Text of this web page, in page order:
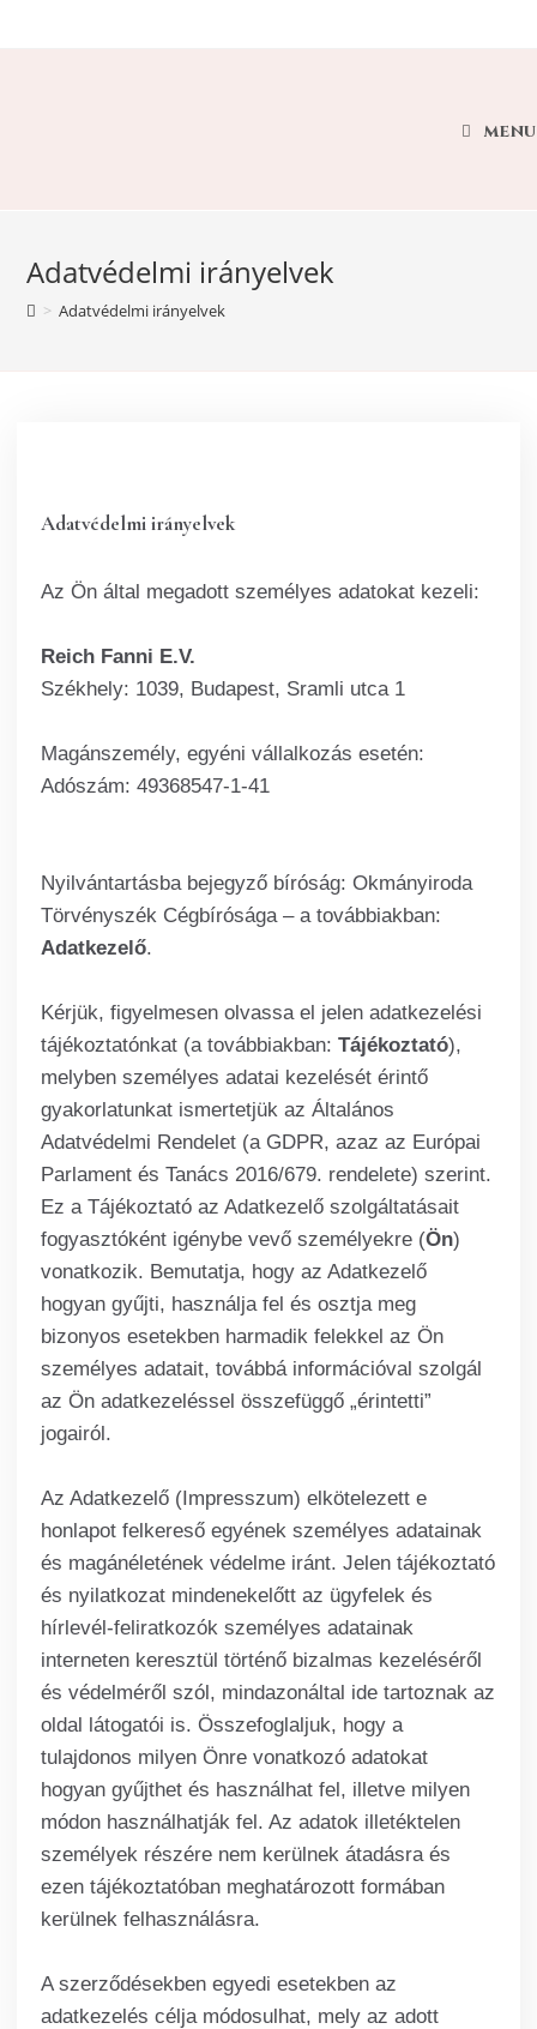
MENU
Adatvédelmi irányelvek
> Adatvédelmi irányelvek
Adatvédelmi irányelvek
Az Ön által megadott személyes adatokat kezeli:
Reich Fanni E.V.
Székhely: 1039, Budapest, Sramli utca 1
Magánszemély, egyéni vállalkozás esetén:
Adószám: 49368547-1-41
Nyilvántartásba bejegyző bíróság: Okmányiroda
Törvényszék Cégbírósága – a továbbiakban:
Adatkezelő.
Kérjük, figyelmesen olvassa el jelen adatkezelési
tájékoztatónkat (a továbbiakban: Tájékoztató),
melyben személyes adatai kezelését érintő
gyakorlatunkat ismertetjük az Általános
Adatvédelmi Rendelet (a GDPR, azaz az Európai
Parlament és Tanács 2016/679. rendelete) szerint.
Ez a Tájékoztató az Adatkezelő szolgáltatásait
fogyasztóként igénybe vevő személyekre (Ön)
vonatkozik. Bemutatja, hogy az Adatkezelő
hogyan gyűjti, használja fel és osztja meg
bizonyos esetekben harmadik felekkel az Ön
személyes adatait, továbbá információval szolgál
az Ön adatkezeléssel összefüggő „érintetti”
jogairól.
Az Adatkezelő (Impresszum) elkötelezett e
honlapot felkereső egyének személyes adatainak
és magánéletének védelme iránt. Jelen tájékoztató
és nyilatkozat mindenekelőtt az ügyfelek és
hírlevél-feliratkozók személyes adatainak
interneten keresztül történő bizalmas kezeléséről
és védelméről szól, mindazonáltal ide tartoznak az
oldal látogatói is. Összefoglaljuk, hogy a
tulajdonos milyen Önre vonatkozó adatokat
hogyan gyűjthet és használhat fel, illetve milyen
módon használhatják fel. Az adatok illetéktelen
személyek részére nem kerülnek átadásra és
ezen tájékoztatóban meghatározott formában
kerülnek felhasználásra.
A szerződésekben egyedi esetekben az
adatkezelés célja módosulhat, mely az adott